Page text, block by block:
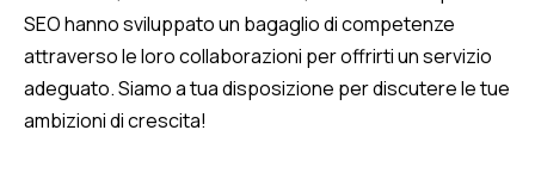
SEO hanno sviluppato un bagaglio di competenze
attraverso le loro collaborazioni per offrirti un servizio
adeguato. Siamo a tua disposizione per discutere le tue
ambizioni di crescita!